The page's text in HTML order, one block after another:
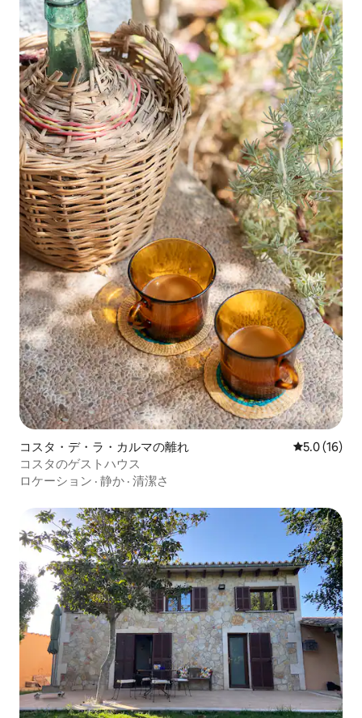
コスタ・デ・ラ・カルマの離れ レビュー16
5.0 (16)
コスタのゲストハウス
ロケーション · 静か · 清潔さ